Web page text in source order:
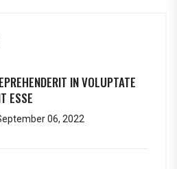
IN VOLUPTATE
ESSE
06, 2022